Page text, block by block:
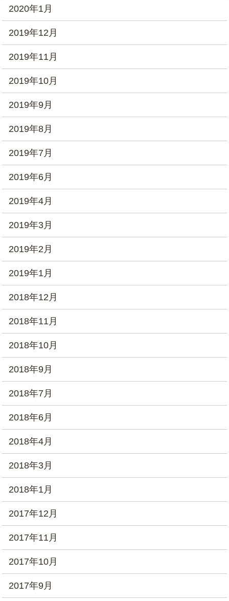
2020年1月
2019年12月
2019年11月
2019年10月
2019年9月
2019年8月
2019年7月
2019年6月
2019年4月
2019年3月
2019年2月
2019年1月
2018年12月
2018年11月
2018年10月
2018年9月
2018年7月
2018年6月
2018年4月
2018年3月
2018年1月
2017年12月
2017年11月
2017年10月
2017年9月